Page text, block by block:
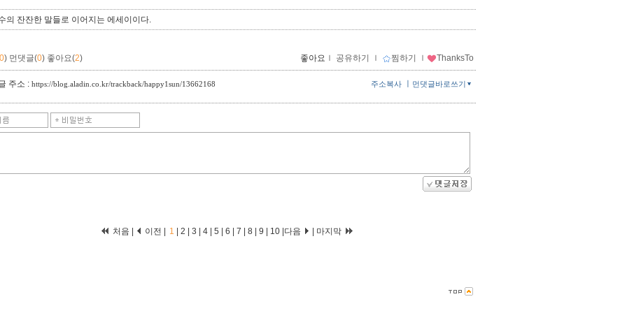
의 잔잔한 말들로 이어지는 에세이이다.
0) 먼댓글(0) 좋아요(2) 좋아요 ｌ 공유하기 ｌ 찜하기 ｌ ThanksTo
주소 : https://blog.aladin.co.kr/trackback/happy1sun/13662168 먼댓글바로쓰기
주소복사
처음 | 이전 | 1 2 3 4 5 6 7 8 9 10 다음 마지막